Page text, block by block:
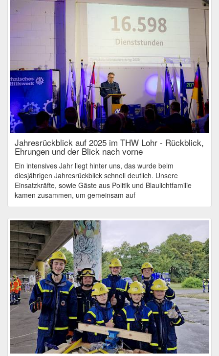
Jahresrückblick auf 2025 im THW Lohr - Rückblick,
Ehrungen und der Blick nach vorne
Ein intensives Jahr liegt hinter uns, das wurde beim
diesjährigen Jahresrückblick schnell deutlich. Unsere
Einsatzkräfte, sowie Gäste aus Politik und Blaulichtfamilie
kamen zusammen, um gemeinsam auf